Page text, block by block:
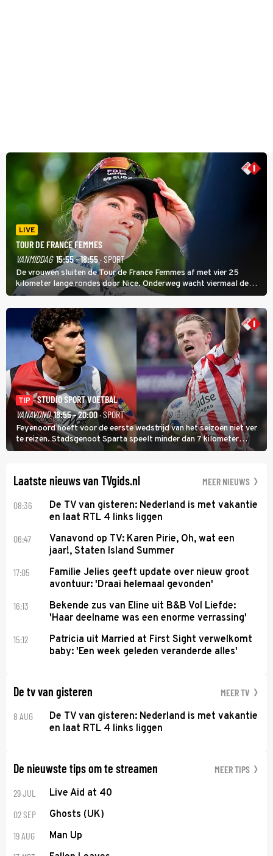
LIVE
TOUR DE FRANCE FEMMES
VANMIDDAG 15:55 - 18:55· SPORT
De vrouwen sluiten de Tour de France Femmes af met vier 25
kilometer lange rondes door Nice. Onderweg wacht viermaal de
zware Col d'Èze. Aan de finish op de Promenade des Anglais krijgt
de eindwinnaar de laatste gele trui.
TIP
STUDIO SPORT VOETBAL
VANAVOND 18:55 - 20:00· SPORT
Feyenoord hoeft voor de eerste wedstrijd van het seizoen niet ver
te reizen. Stadsgenoot Sparta speelt minder dan 7 kilometer
verderop. Feyenoord trok de Spaanse spits Nacho Ferri aan van
Laatste nieuws van TVgids.nl MEER NIEUWS
08:36
De TV van gisteren: Nederland is met vakantie
en laat RTL 4 links liggen
06:47
Vanavond op TV: Karen Pirie, Oh, wat een
jaar!, Staten Island Summer
17:05
Familie Jelies geeft update over nieuw groot
avontuur: 'Draai helemaal gevonden'
16:13
Bekende zus van Eline uit B&B Vol Liefde:
'Haar deelname was een enorme verrassing'
15:12
Patricia uit Married at First Sight verwelkomt
baby: 'Een week geleden veranderde alles'
De tv van gisteren MEER TV
8 AUG
De TV van gisteren: Nederland is met vakantie
en laat RTL 4 links liggen
De nieuwste tips om te streamen MEER TIPS
29 JUL Live Aid at 40
02 SEP Ghosts (UK)
19 AUG Man Up